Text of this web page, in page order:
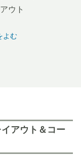
ウト
よむ
アウト＆コー